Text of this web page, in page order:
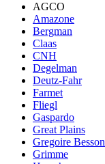
AGCO
Amazone
Bergman
Claas
CNH
Degelman
Deutz-Fahr
Farmet
Fliegl
Gaspardo
Great Plains
Gregoire Besson
Grimme